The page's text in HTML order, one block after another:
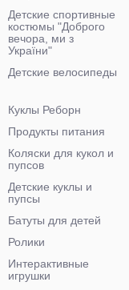
Детские спортивные
костюмы "Доброго
вечора, ми з
України"
Детские велосипеды
Куклы Реборн
Продукты питания
Коляски для кукол и
пупсов
Детские куклы и
пупсы
Батуты для детей
Ролики
Интерактивные
игрушки